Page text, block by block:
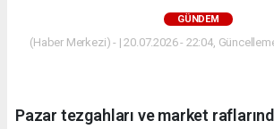
GÜNDEM
(Haber Merkezi) - | 20.07.2026 - 22:04,
Pazar tezgahları ve market